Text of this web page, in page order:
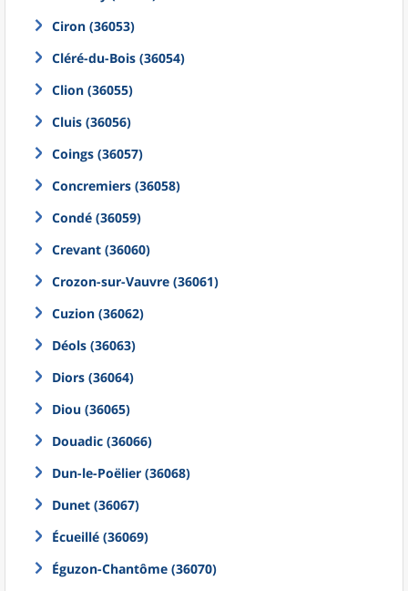
Ciron (36053)
Cléré-du-Bois (36054)
Clion (36055)
Cluis (36056)
Coings (36057)
Concremiers (36058)
Condé (36059)
Crevant (36060)
Crozon-sur-Vauvre (36061)
Cuzion (36062)
Déols (36063)
Diors (36064)
Diou (36065)
Douadic (36066)
Dun-le-Poëlier (36068)
Dunet (36067)
Écueillé (36069)
Éguzon-Chantôme (36070)